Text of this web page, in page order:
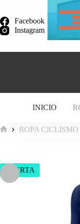
contenidoFacebook
Instagram
INICIO
ROPA CICLISMO
OFERTA